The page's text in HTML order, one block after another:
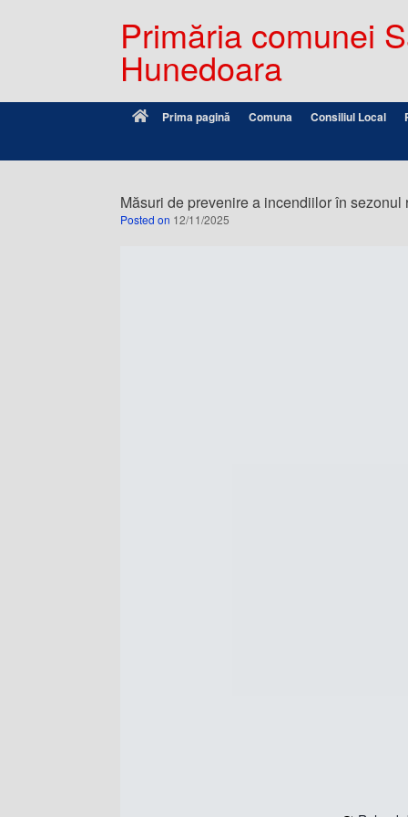
Primăria comunei
Hunedoara
Prima pagină Comuna Consiliul Local
Măsuri de prevenire a incendiilor în sezonul
Posted on 12/11/2025